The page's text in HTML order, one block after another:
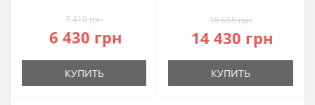
7 410 грн
6 430 грн
КУПИТЬ
15 655 грн
14 430 грн
КУПИТЬ